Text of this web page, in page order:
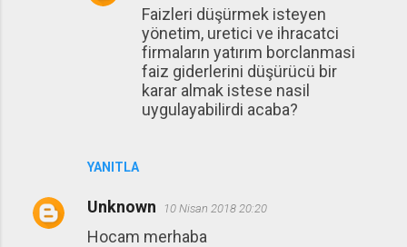
YANITLA
Faizleri düşürmek isteyen
yönetim, uretici ve ihracatci
firmaların yatırım borclanmasi
faiz giderlerini düşürücü bir
karar almak istese nasil
uygulayabilirdi acaba?
Unknown 10 Nisan 2018 20:20
Hocam merhaba